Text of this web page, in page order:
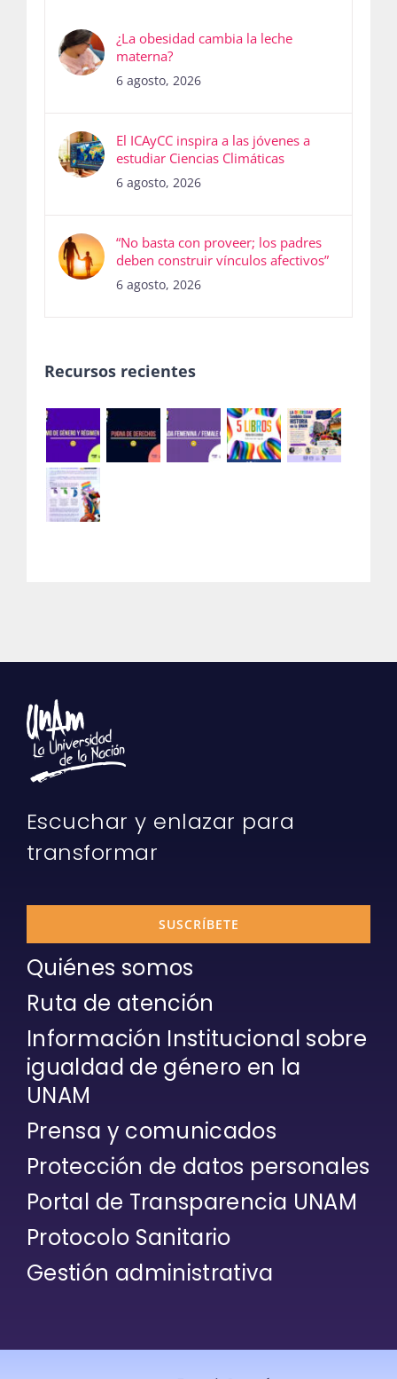
¿La obesidad cambia la leche
materna?
6 agosto, 2026
El ICAyCC inspira a las jóvenes a
estudiar Ciencias Climáticas
6 agosto, 2026
“No basta con proveer; los padres
deben construir vínculos afectivos”
6 agosto, 2026
Recursos recientes
Escuchar y enlazar para
transformar
SUSCRÍBETE
Quiénes somos
Ruta de atención
Información Institucional sobre
igualdad de género en la
UNAM
Prensa y comunicados
Protección de datos personales
Portal de Transparencia UNAM
Protocolo Sanitario
Gestión administrativa